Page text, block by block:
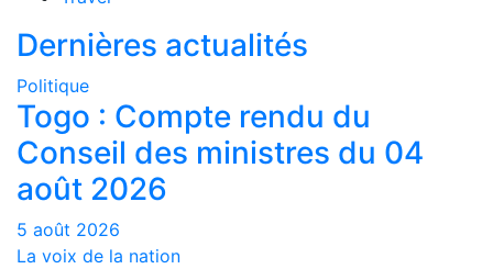
Dernières actualités
Politique
Togo : Compte rendu du
Conseil des ministres du 04
août 2026
5 août 2026
La voix de la nation